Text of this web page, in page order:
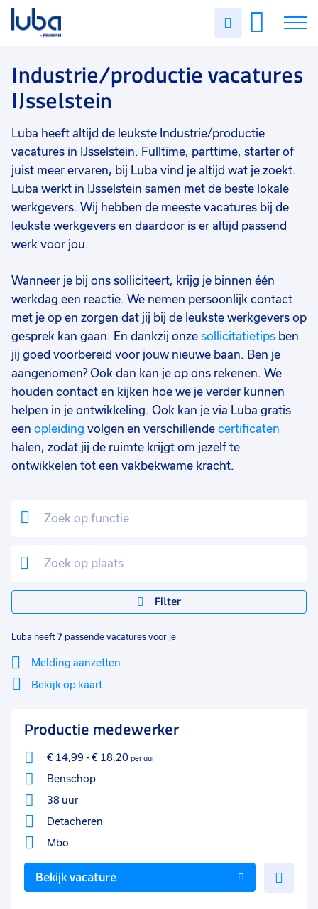
Uren
Vacatures
Over ons
Voor werkgevers
Contact
Industrie/productie vacatures
IJsselstein
Luba heeft altijd de leukste Industrie/productie
vacatures in IJsselstein. Fulltime, parttime, starter of
juist meer ervaren, bij Luba vind je altijd wat je zoekt.
Luba werkt in IJsselstein samen met de beste lokale
werkgevers. Wij hebben de meeste vacatures bij de
leukste werkgevers en daardoor is er altijd passend
werk voor jou.
Wanneer je bij ons solliciteert, krijg je binnen één
werkdag een reactie. We nemen persoonlijk contact
met je op en zorgen dat jij bij de leukste werkgevers op
gesprek kan gaan. En dankzij onze sollicitatietips ben
jij goed voorbereid voor jouw nieuwe baan. Ben je
aangenomen? Ook dan kan je op ons rekenen. We
houden contact en kijken hoe we je verder kunnen
helpen in je ontwikkeling. Ook kan je via Luba gratis
een opleiding volgen en verschillende certificaten
halen, zodat jij de ruimte krijgt om jezelf te
ontwikkelen tot een vakbekwame kracht.
Filter
Filter vacatures
Vakgebied 0
Industrie/productie
Opleidingsniveau
Uitzicht op vast 5
Detacheren 2
Uren per week 0
37 - 40+ uur
25 - 32 uur 1
33 - 36 uur 1
9 - 16 uur 1
0 - 8 uur 1
Luba heeft 7 passende vacatures voor je
Melding aanzetten
Bekijk op kaart
Filter
Sluiten
Productie medewerker
€ 14,99 - € 18,20 per uur
Benschop
38 uur
Detacheren
Mbo
Bekijk vacature